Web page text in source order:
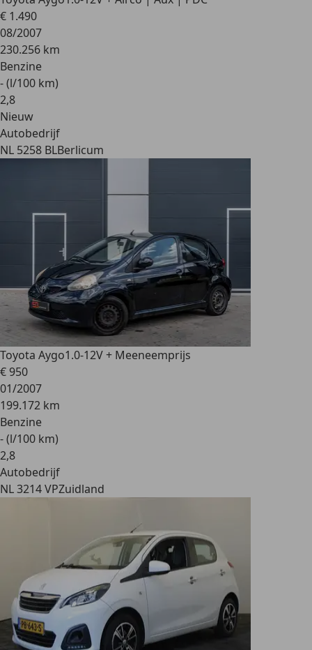
€ 1.490
08/2007
230.256 km
Benzine
- (l/100 km)
2,8
Nieuw
Autobedrijf
NL 5258 BLBerlicum
Toyota Aygo1.0-12V + Meeneemprijs
€ 950
01/2007
199.172 km
Benzine
- (l/100 km)
2,8
Autobedrijf
NL 3214 VPZuidland